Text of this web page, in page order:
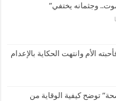
وجثمانه يختفي”
الأم وانتهت الحكاية بالإعدام
توضح كيفية الوقاية من